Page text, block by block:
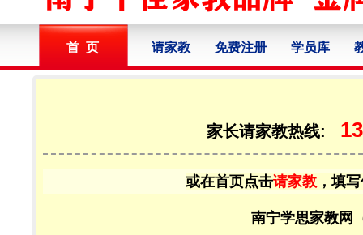
首 页 请家教 免费注册 学员库
家长请家教热线:
或在首页点击请家教 ，填
南宁学思家教网